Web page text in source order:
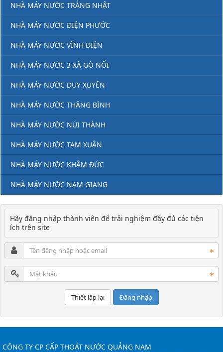
NHÀ MÁY NƯỚC TRẢNG NHẬT
NHÀ MÁY NƯỚC ĐIỆN PHƯỚC
NHÀ MÁY NƯỚC VĨNH ĐIỆN
NHÀ MÁY NƯỚC 3 XÃ GÒ NỔI
NHÀ MÁY NƯỚC DUY XUYÊN
NHÀ MÁY NƯỚC THĂNG BÌNH
NHÀ MÁY NƯỚC NÚI THÀNH
NHÀ MÁY NƯỚC TAM XUÂN
NHÀ MÁY NƯỚC KHÂM ĐỨC
NHÀ MÁY NƯỚC NAM GIANG
Hãy đăng nhập thành viên để trải nghiệm đầy đủ các tiện
ích trên site
Đăng nhập
CÔNG TY CP CẤP THOÁT NƯỚC QUẢNG NAM